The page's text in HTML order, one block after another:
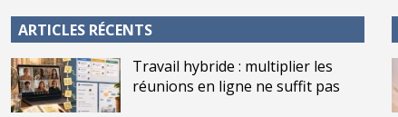
ARTICLES RÉCENTS
Travail hybride : multiplier les
réunions en ligne ne suffit pas